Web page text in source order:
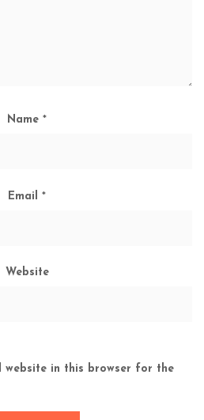
Name *
Email *
Website
website in this browser for the